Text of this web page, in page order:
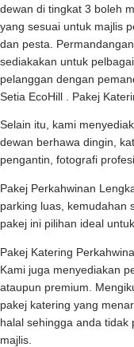
dewan di tingkat 3 boleh
yang sesuai untuk majlis
dan pesta.
sediakakan untuk
pelanggan dengan
Setia EcoHill . Pakej
Selain itu, kami
dewan berhawa dingin,
pengantin, fotografi
Pakej Perkahwinan
parking luas, kemudahan
pakej ini pilihan ideal
Pakej Katering
Kami juga menyediakan
ataupun premium.
pakej katering yang
halal sehingga anda tidak
majlis.